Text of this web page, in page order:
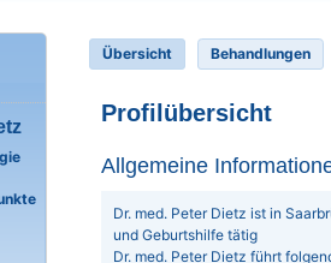
Übersicht Behandlungen
Profilübersicht
Allgemeine
Dr. med. Peter Dietz ist in
und Geburtshilfe tätig
Dr. med. Peter Dietz führt